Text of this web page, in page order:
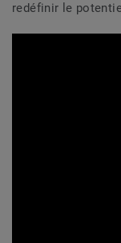
redéfinir le